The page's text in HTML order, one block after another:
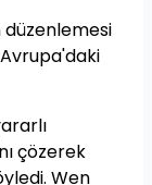
düzenlemesi
çözerek
Wen